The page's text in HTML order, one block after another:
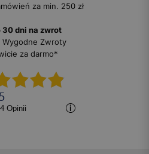
za min. 250 zł
30 dni na zwrot
Wygodne Zwroty
za darmo*
5
opinii